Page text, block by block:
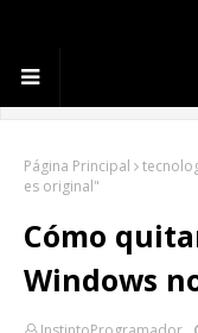
Página Principal
es original"
Cómo
Windows